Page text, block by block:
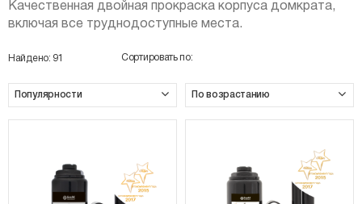
Качественная двойная прокраска корпуса домкрата,
включая все труднодоступные места.
Найдено: 91 Сортировать по: